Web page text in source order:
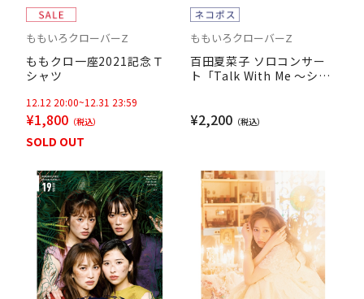
SOLD OUT
ももいろクローバーZ
ももクロ一座2021記念Ｔ
シャツ
12.12 20:00~12.31 23:59
¥1,800
ももいろクローバーZ
百田夏菜子 ソロコンサー
ト「Talk With Me ～シン
¥2,200